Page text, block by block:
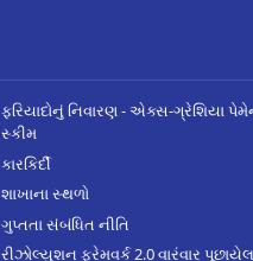
ફરિયાદોનું નિવારણ - એક્સ-ગ્રેશિયા
સ્કીમ
કારકિર્દી
શાખાના સ્થળો
ગુપ્તતા સંબંધિત નીતિ
રીઝોલ્યુશન ફ્રેમવર્ક 2.0 વારંવાર